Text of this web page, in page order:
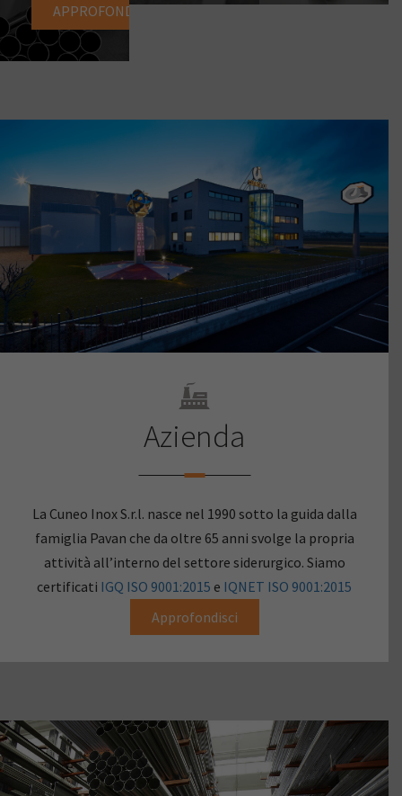
APPROFONDISCI
Azienda
La Cuneo Inox S.r.l. nasce nel 1990 sotto la guida dalla
famiglia Pavan che da oltre 65 anni svolge la propria
attività all’interno del settore siderurgico. Siamo
certificati IGQ ISO 9001:2015 e IQNET ISO 9001:2015
Approfondisci